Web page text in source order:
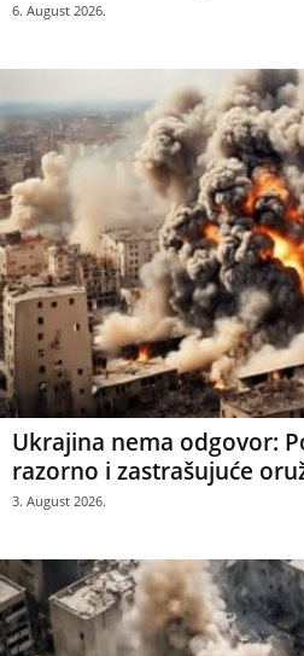
6. August 2026.
Ukrajina nema odgovor:
razorno i zastrašujuće
3. August 2026.